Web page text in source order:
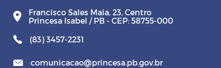
Francisco Sales Maia, 23, Centro
Princesa Isabel / PB - CEP: 58755-000
(83) 3457-2231
comunicacao@princesa.pb.gov.br